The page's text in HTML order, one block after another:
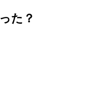
た？